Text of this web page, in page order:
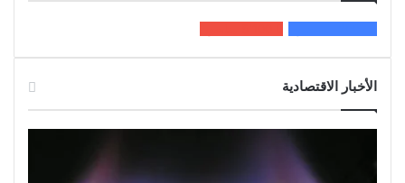
الأخبار الاقتصادية